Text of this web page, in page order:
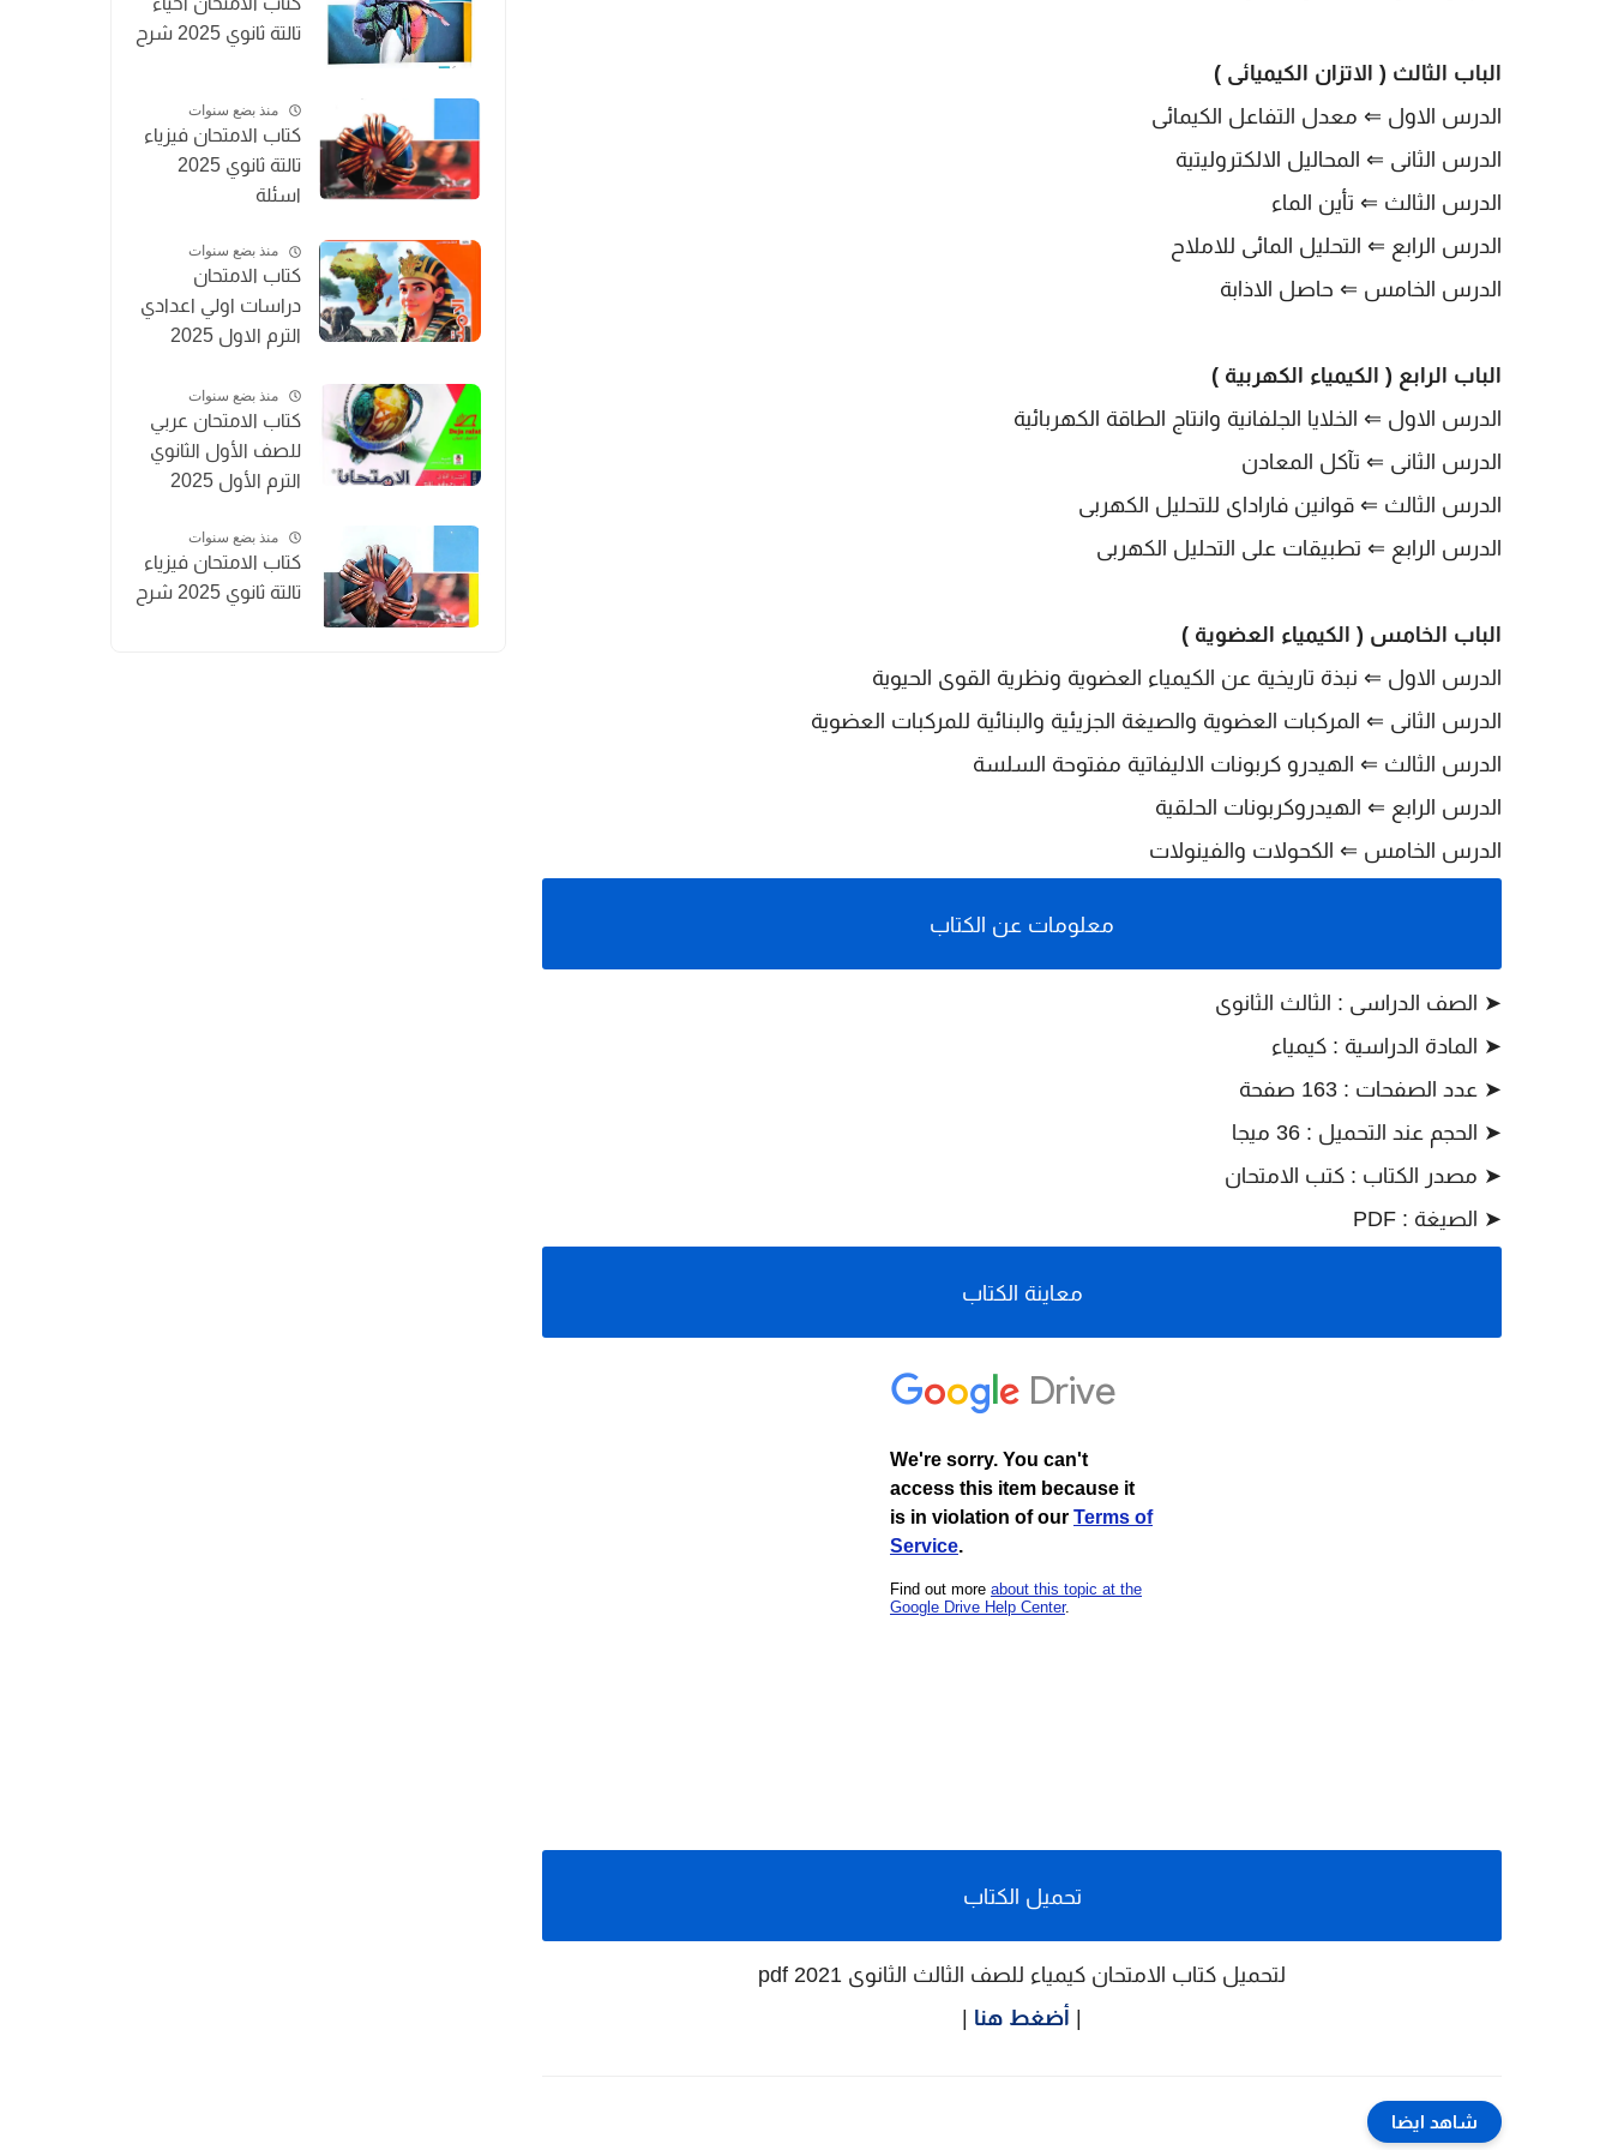
الباب الثالث ( الاتزان الكيميائى )
الدرس الاول ⇐ معدل التفاعل الكيمائى
الدرس الثانى ⇐ المحاليل الالكتروليتية
الدرس الثالث ⇐ تأين الماء
الدرس الرابع ⇐ التحليل المائى للاملاح
الدرس الخامس ⇐ حاصل الاذابة
الباب الرابع ( الكيمياء الكهربية )
الدرس الاول ⇐ الخلايا الجلفانية وانتاج الطاقة الكهربائية
الدرس الثانى ⇐ تآكل المعادن
الدرس الثالث ⇐ قوانين فاراداى للتحليل الكهربى
الدرس الرابع ⇐ تطبيقات على التحليل الكهربى
الباب الخامس ( الكيمياء العضوية )
الدرس الاول ⇐ نبذة تاريخية عن الكيمياء العضوية ونظرية القوى الحيوية
الدرس الثانى ⇐ المركبات العضوية والصيغة الجزيئية والبنائية للمركبات العضوية
الدرس الثالث ⇐ الهيدرو كربونات الاليفاتية مفتوحة السلسة
الدرس الرابع ⇐ الهيدروكربونات الحلقية
الدرس الخامس ⇐ الكحولات والفينولات
معلومات عن الكتاب
➤ الصف الدراسى : الثالث الثانوى
➤ المادة الدراسية : كيمياء
➤ عدد الصفحات : 163 صفحة
➤ الحجم عند التحميل : 36 ميجا
➤ مصدر الكتاب : كتب الامتحان
➤ الصيغة : PDF
معاينة الكتاب
تحميل الكتاب
لتحميل كتاب الامتحان كيمياء للصف الثالث الثانوى 2021 pdf
أضغط هنا
شاهد ايضا
تالتة ثانوي 2025 شرح
منذ بضع سنوات
كتاب الامتحان فيزياء
تالتة ثانوي 2025
اسئلة
منذ بضع سنوات
كتاب الامتحان
دراسات اولي اعدادي
الترم الاول 2025
منذ بضع سنوات
كتاب الامتحان عربي
للصف الأول الثانوي
الترم الأول 2025
منذ بضع سنوات
كتاب الامتحان فيزياء
تالتة ثانوي 2025 شرح